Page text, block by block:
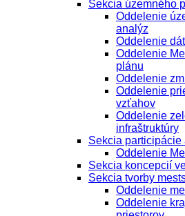
Sekcia územného
Oddelenie
analýz
Oddelenie
Oddelenie
plánu
Oddelenie
Oddelenie
vzťahov
Oddelenie
infraštruktúry
Sekcia participácie
Oddelenie
Sekcia koncepcií
Sekcia tvorby
Oddelenie
Oddelenie